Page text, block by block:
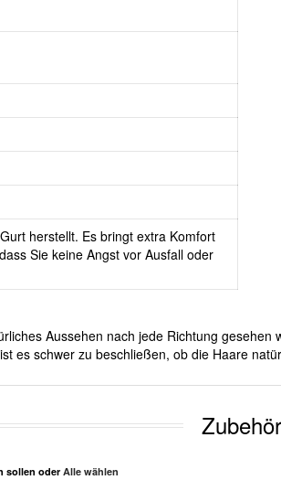
herstellt. Es bringt extra Komfort
Sie keine Angst vor Ausfall oder
Aussehen nach jede Richtung
es schwer zu beschließen, ob die Haare
Zubehör
sollen oder Alle wählen